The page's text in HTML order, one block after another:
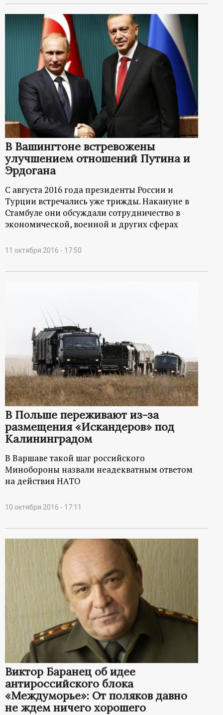
В Вашингтоне встревожены
улучшением отношений Путина и
Эрдогана
С августа 2016 года президенты России и
Турции встречались уже трижды. Накануне в
Стамбуле они обсуждали сотрудничество в
экономической, военной и других сферах
11 октября 2016 - 17:50
В Польше переживают из-за
размещения «Искандеров» под
Калининградом
В Варшаве такой шаг российского
Минобороны назвали неадекватным ответом
на действия НАТО
10 октября 2016 - 17:11
Виктор Баранец об идее
антироссийского блока
«Междуморье»: От поляков давно
не ждем ничего хорошего